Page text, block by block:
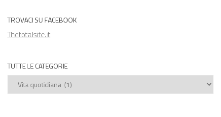
TROVACI SU FACEBOOK
Thetotalsite.it
TUTTE LE CATEGORIE
Tutte
le